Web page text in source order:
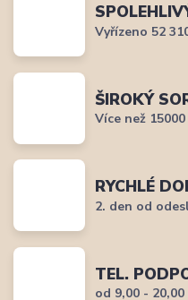
Vyřízeno 52
ŠIROKÝ
Více než
RYCHLÉ
2. den od
TEL.
od 9,00 -